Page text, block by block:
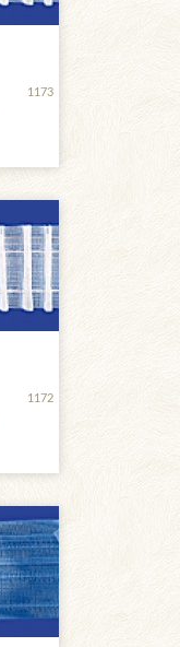
1173
1172